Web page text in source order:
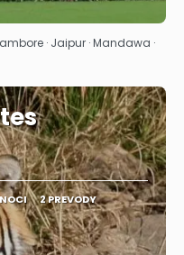
· Jaipur · Mandawa ·
2 PREVODY